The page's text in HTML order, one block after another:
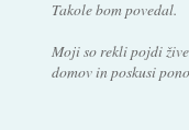
Takole bom povedal.
Moji so rekli pojdi
domov in poskusi